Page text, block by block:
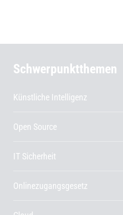
Schwerpunktthemen
Künstliche Intelligenz
Open Source
IT Sicherheit
Onlinezugangsgesetz